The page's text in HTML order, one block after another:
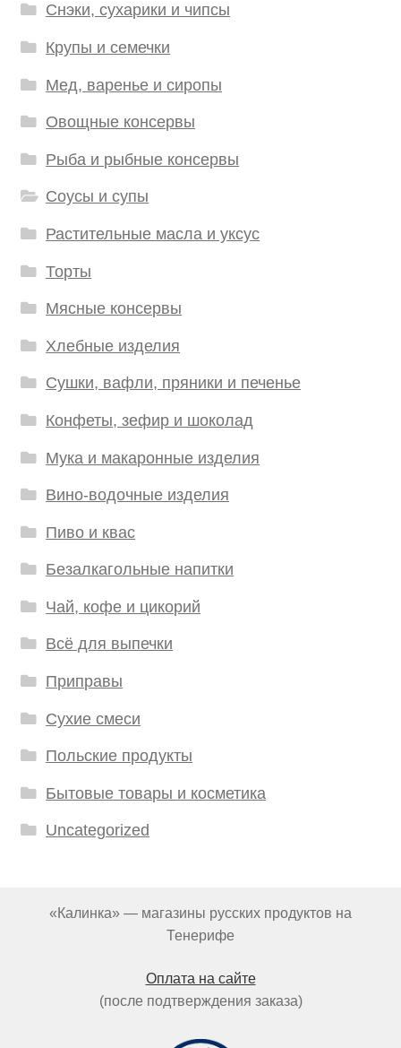
Снэки, сухарики и чипсы
Крупы и семечки
Мед, варенье и сиропы
Овощные консервы
Рыба и рыбные консервы
Соусы и супы
Растительные масла и уксус
Торты
Мясные консервы
Хлебные изделия
Сушки, вафли, пряники и печенье
Конфеты, зефир и шоколад
Мука и макаронные изделия
Вино-водочные изделия
Пиво и квас
Безалкагольные напитки
Чай, кофе и цикорий
Всё для выпечки
Приправы
Сухие смеси
Польские продукты
Бытовые товары и косметика
Uncategorized
«Калинка» — магазины русских продуктов на
Тенерифе
Оплата на сайте
(после подтверждения заказа)